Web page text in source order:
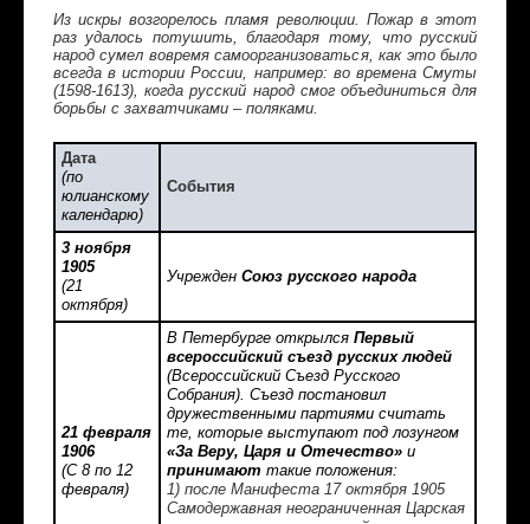
Из искры возгорелось пламя революции. Пожар в этот
раз удалось потушить, благодаря тому, что русский
народ сумел вовремя самоорганизоваться, как это было
всегда в истории России, например: во времена Смуты
(1598-1613), когда русский народ смог объединиться для
борьбы с захватчиками – поляками.
Дата
(по
юлианскому
календарю)
События
3 ноября
1905
(21
октября)
Учрежден Союз русского народа
21 февраля
1906
(С 8 по 12
февраля)
В Петербурге открылся Первый
всероссийский съезд русских людей
(Всероссийский Съезд Русского
Собрания). Съезд постановил
дружественными партиями считать
те, которые выступают под лозунгом
«За Веру, Царя и Отечество»и
принимают такие положения:
1) после Манифеста 17 октября 1905
Самодержавная неограниченная Царская